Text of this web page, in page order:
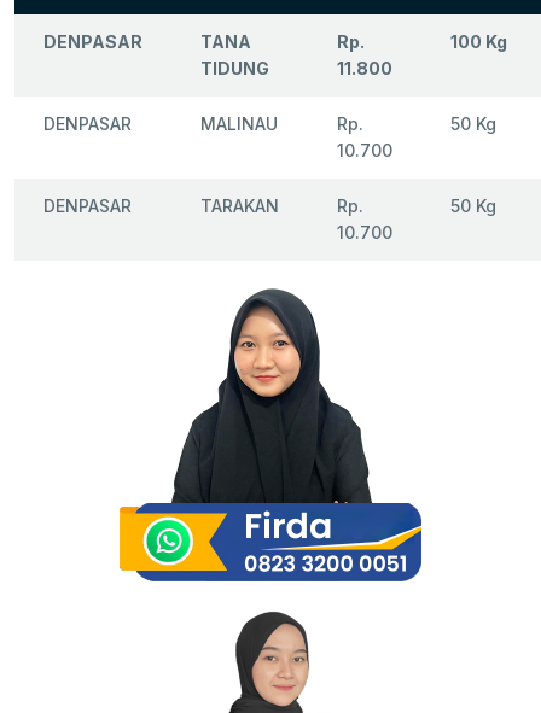
DENPASAR
TANA
TIDUNG
Rp.
11.800
100 Kg
DENPASAR MALINAU
Rp.
10.700
50 Kg
DENPASAR TARAKAN
Rp.
10.700
50 Kg